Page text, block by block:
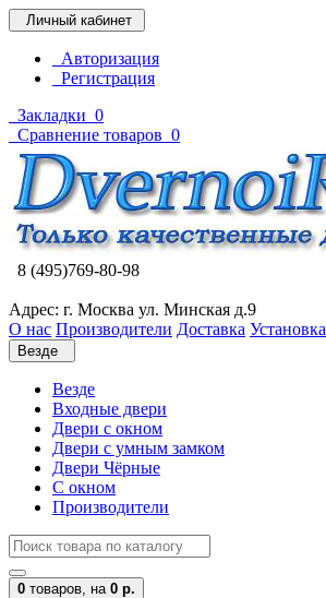
Личный кабинет
Авторизация
Регистрация
Закладки 0
Сравнение товаров 0
8 (495)769-80-98
Адрес: г. Москва ул. Минская д.9
О нас Производители Доставка Установка
Везде
Везде
Входные двери
Двери с окном
Двери с умным замком
Двери Чёрные
C окном
Производители
0 товаров, на 0 р.